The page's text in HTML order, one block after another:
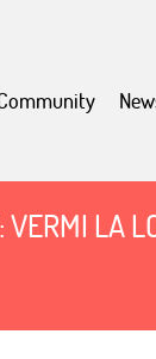
LA